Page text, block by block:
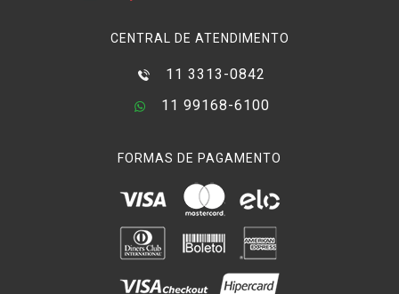
adquiridos por profissionais de vários níveis de
No entanto, vale ressaltar que esses modelos apenas
adaptadores de lente não se limitam a esses
modelos. Os automáticos também são alvo dos profissionais
e fotógrafos de nível avançado, pois permitem aproveitar ao
máximo todos os recursos das objetivas.
dos sistemas, fornecendo controle sobre abertura e focagem
CENTRAL DE ATENDIMENTO
11 3313-0842
11 99168-6100
FORMAS DE PAGAMENTO